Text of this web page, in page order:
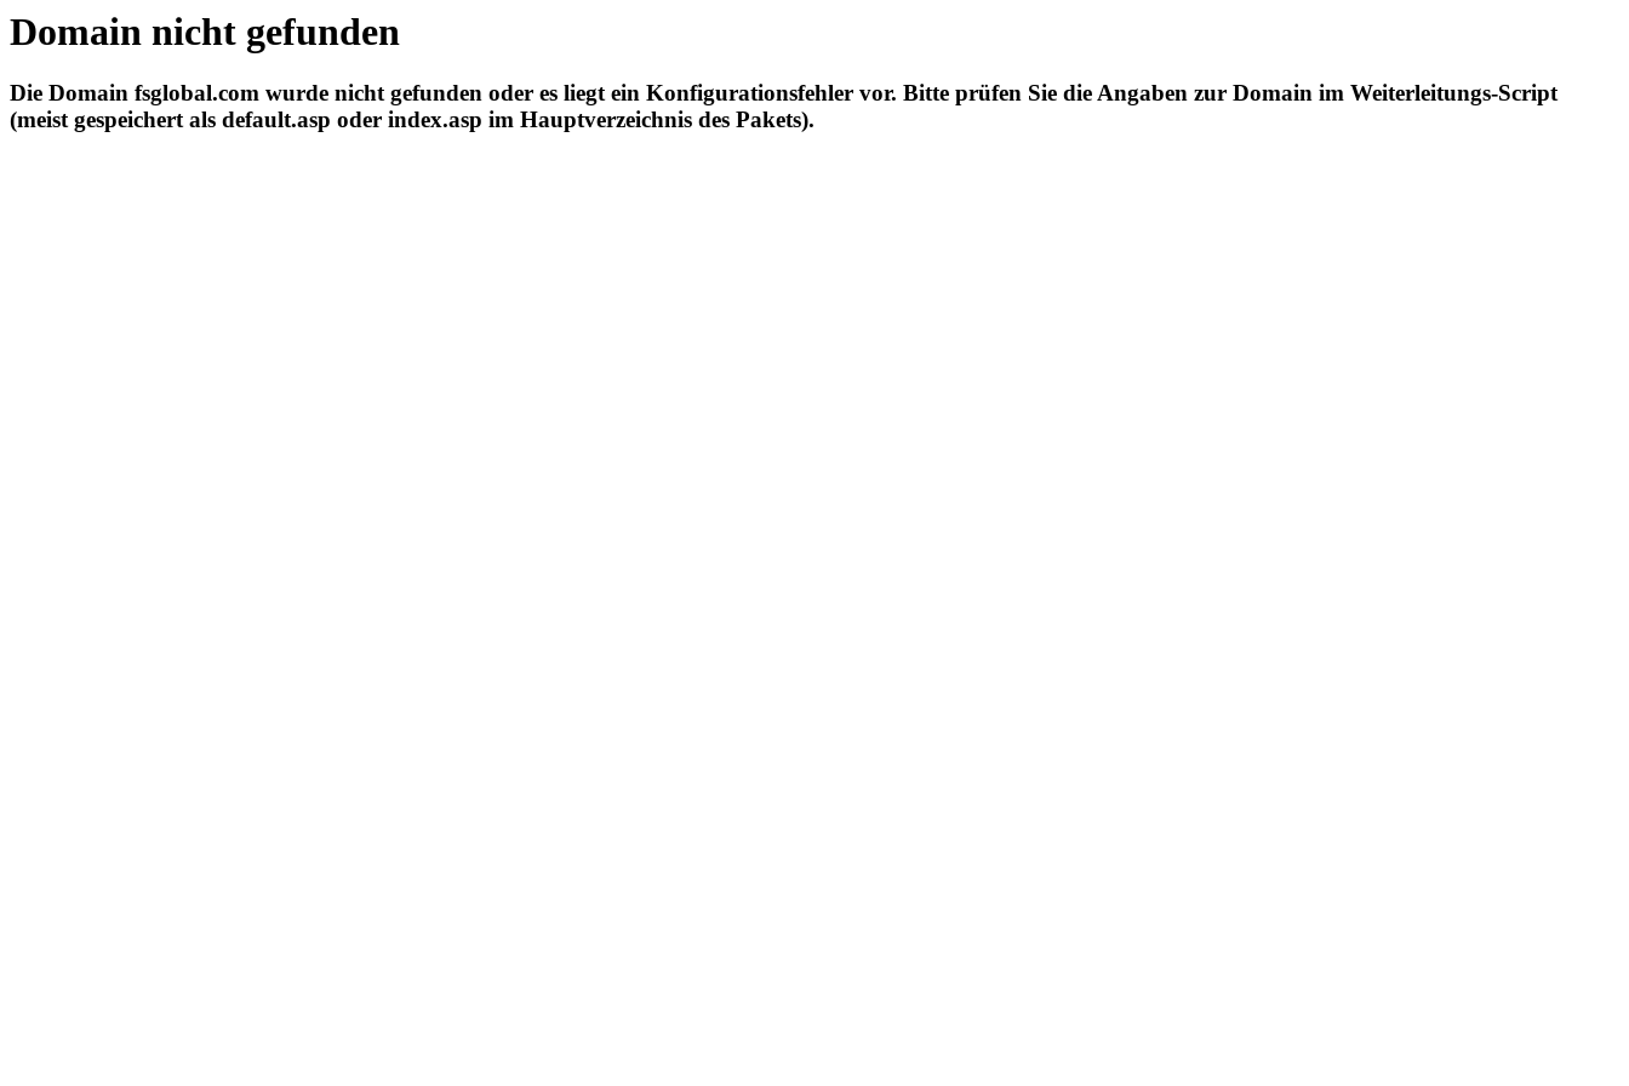
Domain nicht gefunden
Die Domain fsglobal.com wurde nicht gefunden oder es liegt ein Konfigurationsfehler vor. Bitte prüfen Sie die Angaben zur Domain im Weiterleitungs-Script
(meist gespeichert als default.asp oder index.asp im Hauptverzeichnis des Pakets).